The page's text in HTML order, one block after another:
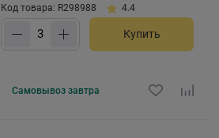
Код товара: R298988
4.4
Купить
Самовывоз завтра